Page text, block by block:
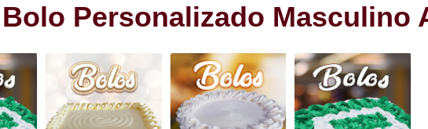
Salgados para
Cento de
Cento de
Cento de Salgado São João
Cento de
Personalizado Masculino